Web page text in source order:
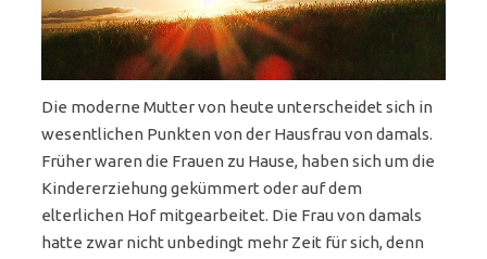
Die moderne Mutter von heute unterscheidet sich in
wesentlichen Punkten von der Hausfrau von damals.
Früher waren die Frauen zu Hause, haben sich um die
Kindererziehung gekümmert oder auf dem
elterlichen Hof mitgearbeitet. Die Frau von damals
hatte zwar nicht unbedingt mehr Zeit für sich, denn